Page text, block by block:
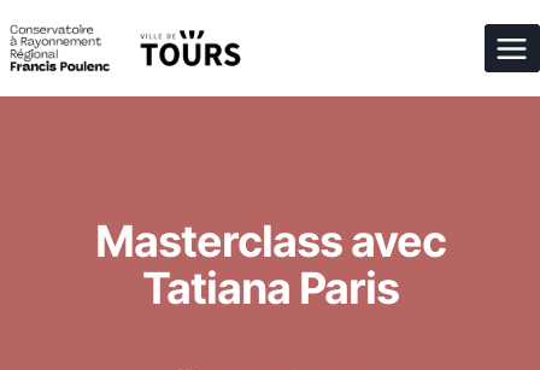
au
contenu
Masterclass avec
Tatiana Paris